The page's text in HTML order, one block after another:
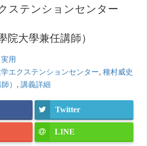
ステンションセンター
院大學兼任講師）
用
エクステンションセンター,種村威史
） ,講義詳細
Twitter
LINE